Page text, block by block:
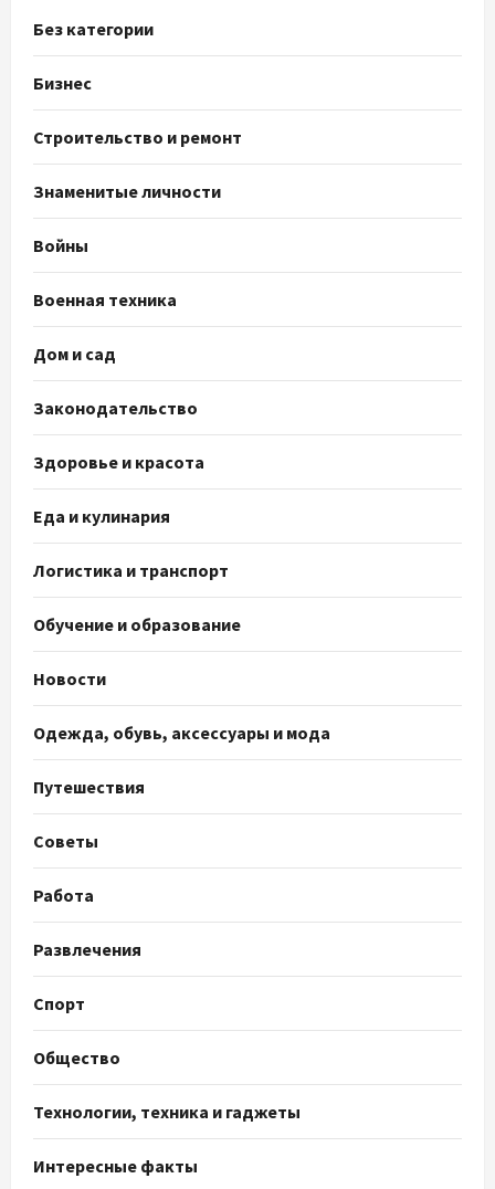
Без категории
Бизнес
Строительство и ремонт
Знаменитые личности
Войны
Военная техника
Дом и сад
Законодательство
Здоровье и красота
Еда и кулинария
Логистика и транспорт
Обучение и образование
Новости
Одежда, обувь, аксессуары и мода
Путешествия
Советы
Работа
Развлечения
Спорт
Общество
Технологии, техника и гаджеты
Интересные факты